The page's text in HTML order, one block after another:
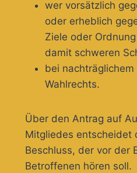
wer vorsätzlich
oder erheblich
Ziele oder
damit schweren
bei
Wahlrechts.
Über den Antrag auf
Mitgliedes entscheidet
Beschluss, der vor der
Betroffenen hören soll.